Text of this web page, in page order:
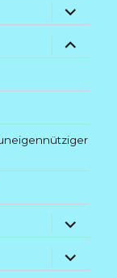
Untermenü
anzeigen
Untermenü
anzeigen
Untermenü
anzeigen
Untermenü
anzeigen